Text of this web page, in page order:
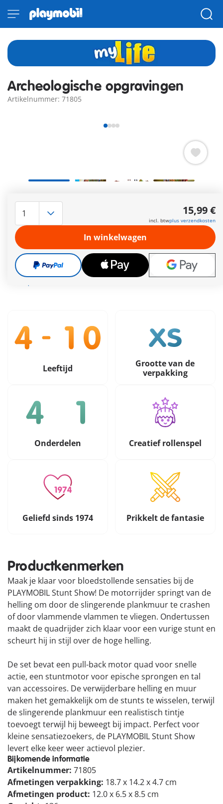
Archeologische opgravingen
Artikelnummer: 71805
gevonden! Ze analyseren en fotograferen ze meteen.
Misschien hebben ze deze keer echt een grote ontdekking
gedaan!
Meer informatie
Gratis verzending vanaf €40
15,99 €
15,99 €
incl. btwplus verzendkosten
In winkelwagen
Leeftijd
Grootte van de
verpakking
Onderdelen Creatief rollenspel
Geliefd sinds 1974 Prikkelt de fantasie
Productkenmerken
Maak je klaar voor bloedstollende sensaties bij de
PLAYMOBIL Stunt Show! De motorrijder springt van de
helling om door de slingerende plankmuur te crashen
of door vlammende vlammen te vliegen. Ondertussen
maakt de quadrijder zich klaar voor een vurige stunt en
scheurt hij in stijl over de hoge helling.
De set bevat een pull-back motor quad voor snelle
actie, een stuntmotor voor epische sprongen en tal
van accessoires. De verwijderbare helling en muur
maken het gemakkelijk om de stunts te wisselen, terwijl
de slingerende plankmuur een realistisch tintje
toevoegt terwijl hij beweegt bij impact. Perfect voor
kleine sensatiezoekers, de PLAYMOBIL Stunt Show
levert elke keer weer actievol plezier.
Bijkomende informatie
Artikelnummer: 71805
Afmetingen verpakking: 18.7 x 14.2 x 4.7 cm
Afmetingen product: 12.0 x 6.5 x 8.5 cm